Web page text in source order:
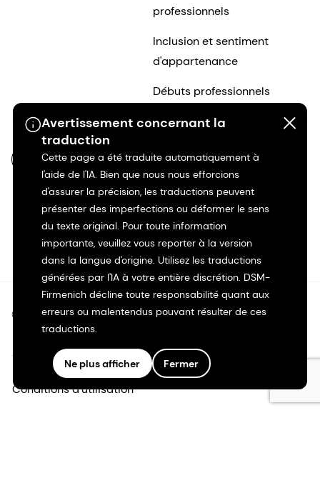
Avertissement concernant la
traduction
Cette page a été traduite automatiquement à
l'aide de l'IA. Bien que nous nous efforcions
d'assurer la précision, les traductions peuvent
présenter des imperfections ou déformer le sens
du texte original. Pour toute information
importante, veuillez vous reporter à la version
dans la langue d'origine. Utilisez les traductions
générées par l'IA à votre entière discrétion. DSM-
Firmenich décline toute responsabilité quant aux
erreurs ou malentendus pouvant résulter de ces
traductions.
Ne plus afficher Fermer
professionnels
Inclusion et sentiment
d'appartenance
Débuts professionnels
FR-FR
©2026 dsm-firmenich. Tous droits réservés.
Avis de confidentialité
Conditions d'utilisation